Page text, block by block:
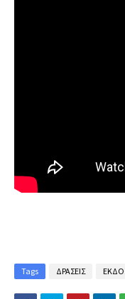
Tags ΔΡΑΣΕΙΣ